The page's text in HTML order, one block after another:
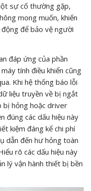
sự cố thường gặp,
mong muốn, khiến
để bảo vệ người
đáp ứng của phần
tính điều khiển cũng
Khi hệ thống báo lỗi
liệu truyền về bị ngắt
bị hỏng hoặc driver
đúng các dấu hiệu này
kiệm đáng kể chi phí
dẫn đến hư hỏng toàn
rõ các dấu hiệu này
lý vận hành thiết bị bền